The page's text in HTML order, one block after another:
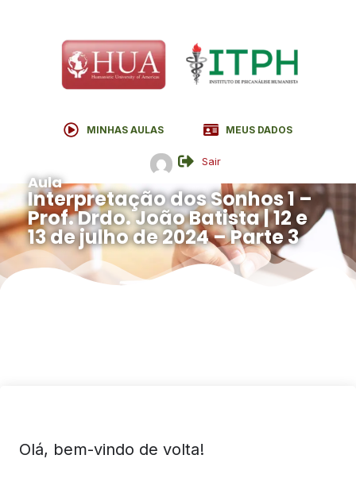
MINHAS AULAS MEUS DADOS
Sair
Aula
Interpretação dos Sonhos 1 –
Prof. Drdo. João Batista | 12 e
13 de julho de 2024 – Parte 3
Olá, bem-vindo de volta!